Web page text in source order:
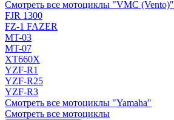
Смотреть все мотоциклы "VMC (Vento)"
FJR 1300
FZ-1 FAZER
MT-03
MT-07
XT660X
YZF-R1
YZF-R25
YZF-R3
Смотреть все мотоциклы "Yamaha"
Смотреть все мотоциклы